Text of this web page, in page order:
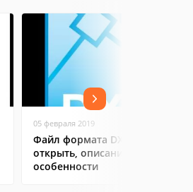
05 февраля 2019
Файл формата DXF: чем
открыть, описание,
особенности